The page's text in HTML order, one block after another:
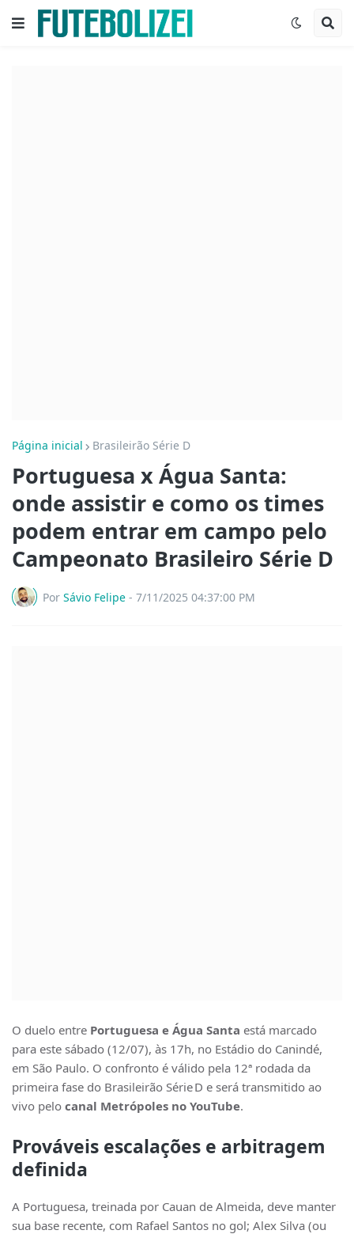
Página inicial Brasileirão Série D
Portuguesa x Água Santa:
onde assistir e como os times
podem entrar em campo pelo
Campeonato Brasileiro Série D
Por Sávio Felipe - 7/11/2025 04:37:00 PM
O duelo entre Portuguesa e Água Santa está marcado
para este sábado (12/07), às 17h, no Estádio do Canindé,
em São Paulo. O confronto é válido pela 12ª rodada da
primeira fase do Brasileirão Série D e será transmitido ao
vivo pelo canal Metrópoles no YouTube.
Prováveis escalações e arbitragem
definida
A Portuguesa, treinada por Cauan de Almeida, deve manter
sua base recente, com Rafael Santos no gol; Alex Silva (ou